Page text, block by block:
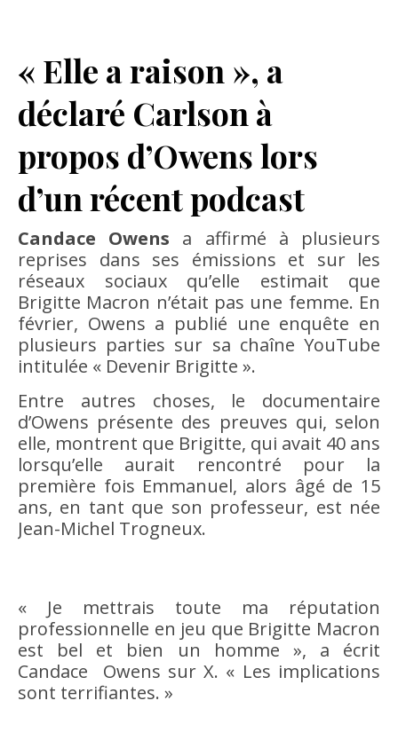
« Elle a raison », a
déclaré Carlson à
propos d’Owens lors
d’un récent podcast
Candace Owens a affirmé à plusieurs
reprises dans ses émissions et sur les
réseaux sociaux qu’elle estimait que
Brigitte Macron n’était pas une femme. En
février, Owens a publié une enquête en
plusieurs parties sur sa chaîne YouTube
intitulée « Devenir Brigitte ».
Entre autres choses, le documentaire
d’Owens présente des preuves qui, selon
elle, montrent que Brigitte, qui avait 40 ans
lorsqu’elle aurait rencontré pour la
première fois Emmanuel, alors âgé de 15
ans, en tant que son professeur, est née
Jean-Michel Trogneux.
« Je mettrais toute ma réputation
professionnelle en jeu que Brigitte Macron
est bel et bien un homme », a écrit
Candace Owens sur X. « Les implications
sont terrifiantes. »